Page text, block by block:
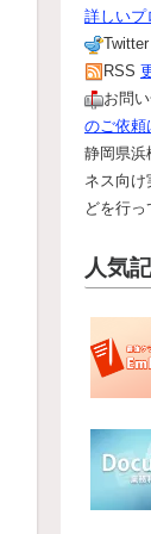
詳しいプ
Twitter
RSS
お問
のご依頼
静岡県浜
ネス向
どを行っ
人気